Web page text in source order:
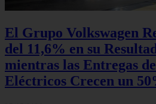
El Grupo Volkswagen
del 11,6% en su
mientras las Entregas
Eléctricos Crecen un